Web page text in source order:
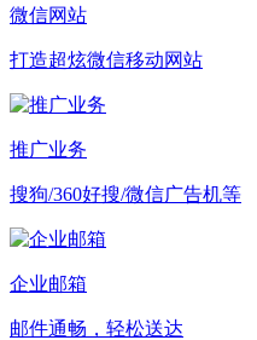
微信网站
打造超炫微信移动网站
推广业务
搜狗/360好搜/微信广告机等
企业邮箱
邮件通畅，轻松送达